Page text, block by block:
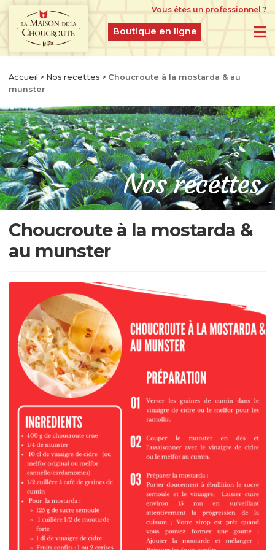
Vous êtes un professionnel ?
Boutique en ligne
BOUTIQUE EN LIGNE
IDÉES CADEAUX
CHOUCROUTES D’ALSACE IGP CRUES
FERMENTÉES À L’ANCIENNE
CHOUCROUTES GASTRONOMIQUES CUITES
ET CUISINÉES
CHOUCROUTES RECETTES CRÉATION
LÉGUMES GASTRONOMIQUES NATURES
LÉGUMES GASTRONOMIQUES CUISINÉS
LÉGUMES BRUTS
SPÉCIALITÉS SALÉES
SPÉCIALITÉS SUCRÉES
BOISSONS
LIBRAIRIE
AUTRES SOUVENIRS D’ALSACE
PANIERS GARNIS
RÉSERVEZ UNE VISITE
Réservation en ligne & description
Où trouver La Maison de La Choucroute – LE PIC
Accueil > Nos recettes > Choucroute à la mostarda & au
munster
Nos recettes
Choucroute à la mostarda &
au munster